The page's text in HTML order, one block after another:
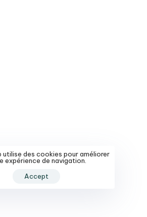
utilise des cookies pour améliorer
expérience de navigation.
Accept